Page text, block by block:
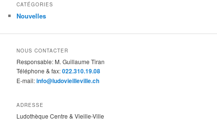
CATÉGORIES
Nouvelles
NOUS CONTACTER
Responsable: M. Guillaume Tiran
Téléphone & fax:022.310.19.08
E-mail:info@ludovieilleville.ch
ADRESSE
Ludothèque Centre & Vieille-Ville